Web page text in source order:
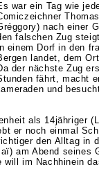
war ein Tag wie
nach einer
falschen Zug
einem Dorf in den
landet, dem
der nächste Zug
fährt, macht
und
als 14jähriger
er noch einmal
den Alltag in
am Abend seines
will im Nachhinein